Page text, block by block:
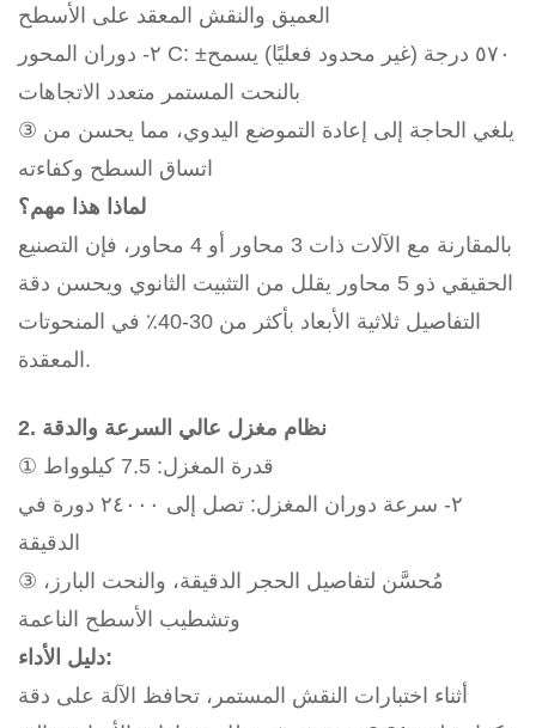
العميق والنقش المعقد على الأسطح
٢- دوران المحور C: ±٥٧٠ درجة (غير محدود فعليًا) يسمح
بالنحت المستمر متعدد الاتجاهات
③ يلغي الحاجة إلى إعادة التموضع اليدوي، مما يحسن من
اتساق السطح وكفاءته
لماذا هذا مهم؟
بالمقارنة مع الآلات ذات 3 محاور أو 4 محاور، فإن التصنيع
الحقيقي ذو 5 محاور يقلل من التثبيت الثانوي ويحسن دقة
التفاصيل ثلاثية الأبعاد بأكثر من 30-40٪ في المنحوتات
المعقدة.
2. نظام مغزل عالي السرعة والدقة
① قدرة المغزل: 7.5 كيلوواط
٢- سرعة دوران المغزل: تصل إلى ٢٤٠٠٠ دورة في
الدقيقة
③ مُحسَّن لتفاصيل الحجر الدقيقة، والنحت البارز،
وتشطيب الأسطح الناعمة
دليل الأداء:
أثناء اختبارات النقش المستمر، تحافظ الآلة على دقة